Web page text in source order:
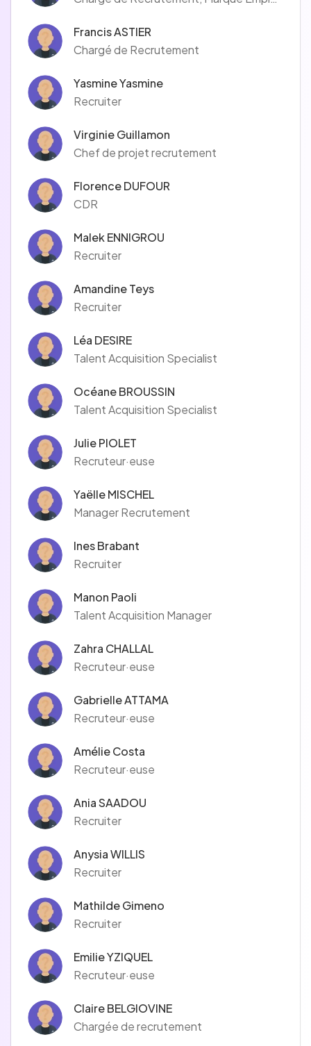
Francis ASTIER
Chargé de Recrutement
Yasmine Yasmine
Recruiter
Virginie Guillamon
Chef de projet recrutement
Florence DUFOUR
CDR
Malek ENNIGROU
Recruiter
Amandine Teys
Recruiter
Léa DESIRE
Talent Acquisition Specialist
Océane BROUSSIN
Talent Acquisition Specialist
Julie PIOLET
Recruteur·euse
Yaëlle MISCHEL
Manager Recrutement
Ines Brabant
Recruiter
Manon Paoli
Talent Acquisition Manager
Zahra CHALLAL
Recruteur·euse
Gabrielle ATTAMA
Recruteur·euse
Amélie Costa
Recruteur·euse
Ania SAADOU
Recruiter
Anysia WILLIS
Recruiter
Mathilde Gimeno
Recruiter
Emilie YZIQUEL
Recruteur·euse
Claire BELGIOVINE
Chargée de recrutement